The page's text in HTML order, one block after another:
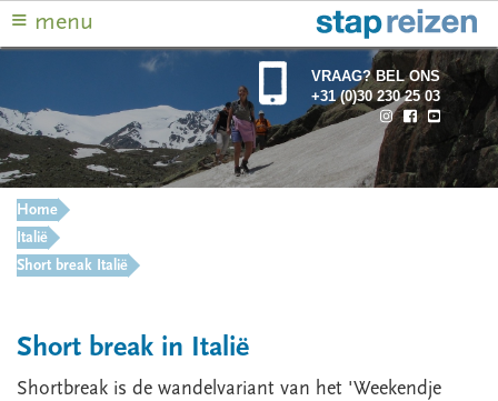
≡ menu
VRAAG? BEL ONS
+31 (0)30 230 25 03
Home
Italië
Short break Italië
Short break in Italië
Shortbreak is de wandelvariant van het 'Weekendje